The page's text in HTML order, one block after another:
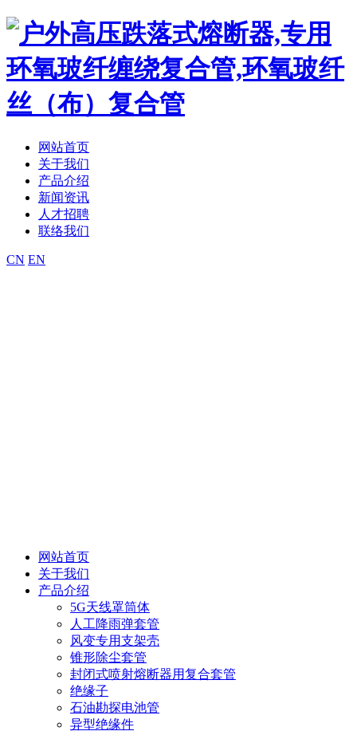
网站首页
关于我们
产品介绍
新闻资讯
人才招聘
联络我们
CN EN
网站首页
关于我们
产品介绍
5G天线罩筒体
人工降雨弹套管
风变专用支架壳
锥形除尘套管
封闭式喷射熔断器用复合套管
绝缘子
石油勘探电池管
异型绝缘件